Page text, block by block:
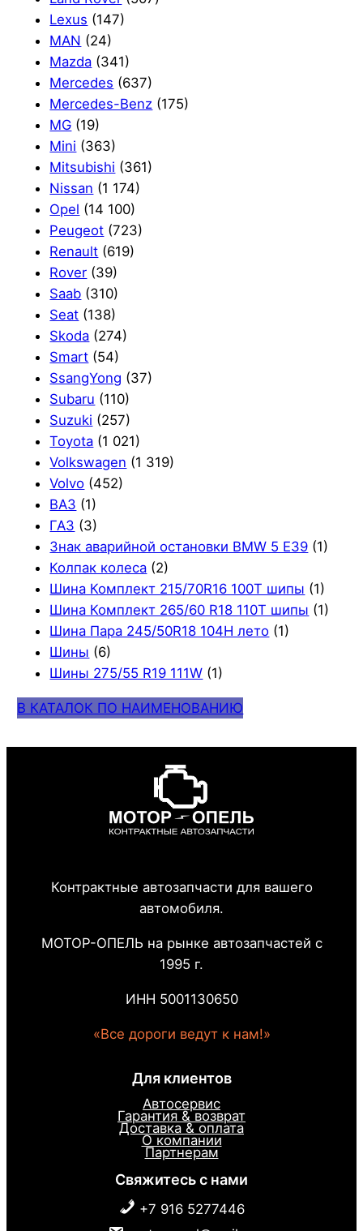
Lexus (147)
MAN (24)
Mazda (341)
Mercedes (637)
Mercedes-Benz (175)
MG (19)
Mini (363)
Mitsubishi (361)
Nissan (1 174)
Opel (14 100)
Peugeot (723)
Renault (619)
Rover (39)
Saab (310)
Seat (138)
Skoda (274)
Smart (54)
SsangYong (37)
Subaru (110)
Suzuki (257)
Toyota (1 021)
Volkswagen (1 319)
Volvo (452)
ВАЗ (1)
ГАЗ (3)
Знак аварийной остановки BMW 5 E39 (1)
Колпак колеса (2)
Шина Комплект 215/70R16 100T шипы (1)
Шина Комплект 265/60 R18 110T шипы (1)
Шина Пара 245/50R18 104H лето (1)
Шины (6)
Шины 275/55 R19 111W (1)
В КАТАЛОК ПО НАИМЕНОВАНИЮ
Контрактные автозапчасти для вашего
автомобиля.
МОТОР-ОПЕЛЬ на рынке автозапчастей с
1995 г.
ИНН 5001130650
«Все дороги ведут к нам!»
Для клиентов
Автосервис
Гарантия & возврат
Доставка & оплата
О компании
Партнерам
Свяжитесь с нами
+7 916 5277446